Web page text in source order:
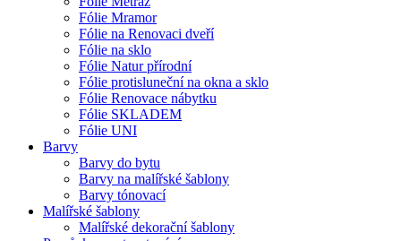
Fólie Mramor
Fólie na Renovaci dveří
Fólie na sklo
Fólie Natur přírodní
Fólie protisluneční na okna a sklo
Fólie Renovace nábytku
Fólie SKLADEM
Fólie UNI
Barvy
Barvy do bytu
Barvy na malířské šablony
Barvy tónovací
Malířské šablony
Malířské dekorační šablony